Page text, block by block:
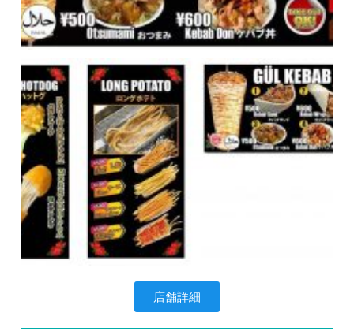
店舗詳細